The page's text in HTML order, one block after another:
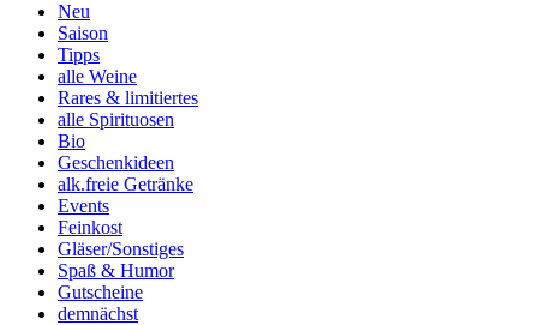
Neu
Saison
Tipps
alle Weine
Rares & limitiertes
alle Spirituosen
Bio
Geschenkideen
alk.freie Getränke
Events
Feinkost
Gläser/Sonstiges
Spaß & Humor
Gutscheine
demnächst